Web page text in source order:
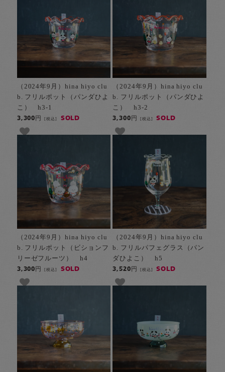
（2024年9月）hina hiyo clu
b. フリルポット（パンダひよ
こ） h3-1
3,300円[税込] SOLD
（2024年9月）hina hiyo clu
b. フリルポット（パンダひよ
こ） h3-2
3,300円 [税込] SOLD
（2024年9月）hina hiyo clu
b. フリルポット（ビションフ
リーゼフルーツ） h4
3,300円[税込] SOLD
（2024年9月）hina hiyo clu
b. フリルパフェグラス（パン
ダひよこ） h5
3,520円 [税込] SOLD